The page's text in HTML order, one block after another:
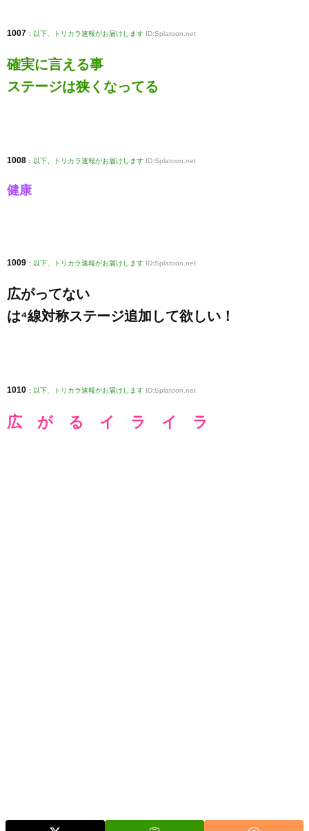
1007 : 以下、トリカラ速報がお届けします ID:Splatoon.net
確実に言える事
ステージは狭くなってる
1008 : 以下、トリカラ速報がお届けします ID:Splatoon.net
健康
1009 : 以下、トリカラ速報がお届けします ID:Splatoon.net
広がってない
は⁴線対称ステージ追加して欲しい！
1010 : 以下、トリカラ速報がお届けします ID:Splatoon.net
広 が る イ ラ イ ラ